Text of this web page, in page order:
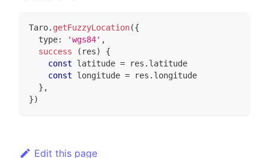
Taro. getFuzzyLocation({
  type
: 'wgs84' ,
success
( res)
{
const latitude = res . latitude
const longitude = res . longitude
} ,
})
Edit this page